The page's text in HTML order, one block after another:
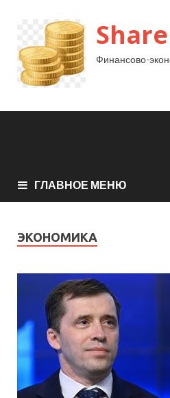
Финансово-
ГЛАВНОЕ МЕНЮ
ЭКОНОМИКА